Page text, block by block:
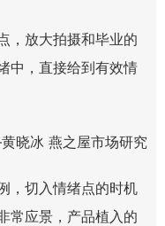
，放大拍摄和毕业的
中，直接给到有效情
晓冰 燕之屋市场研究
，切入情绪点的时机
常应景，产品植入的